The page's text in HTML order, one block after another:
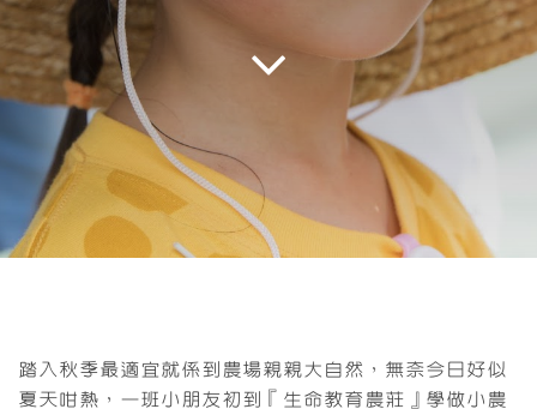
踏入秋季最適宜就係到農場親親大自然，無奈今日好似
夏天咁熱，一班小朋友初到『生命教育農莊』學做小農